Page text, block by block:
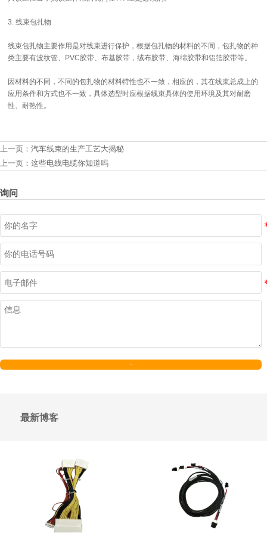
3. 线束包扎物
线束包扎物主要作用是对线束进行保护，根据包扎物的材料的不同，包扎物的种
类主要有波纹管、PVC胶带、布基胶带，绒布胶带、海绵胶带和铝箔胶带等。
因材料的不同，不同的包扎物的材料特性也不一致，相应的，其在线束总成上的
应用条件和方式也不一致，具体选型时应根据线束具体的使用环境及其对耐磨
性、耐热性。
上一页： 汽车线束的生产工艺大揭秘
上一页： 这些电线电缆你知道吗
询问
最新博客